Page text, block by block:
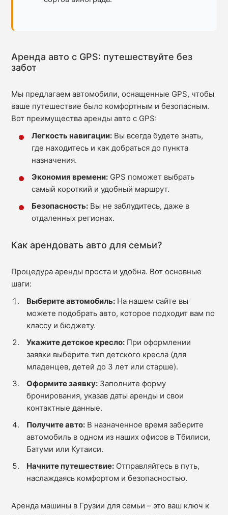
Аренда авто с GPS: путешествуйте без
забот
Мы предлагаем автомобили, оснащенные GPS, чтобы
ваше путешествие было комфортным и безопасным.
Вот преимущества аренды авто с GPS:
Легкость навигации: Вы всегда будете знать,
где находитесь и как добраться до пункта
назначения.
Экономия времени: GPS поможет выбрать
самый короткий и удобный маршрут.
Безопасность: Вы не заблудитесь, даже в
отдаленных регионах.
Как арендовать авто для семьи?
Процедура аренды проста и удобна. Вот основные
шаги:
Выберите автомобиль: На нашем сайте вы
можете подобрать авто, которое подходит вам по
классу и бюджету.
Укажите детское кресло: При оформлении
заявки выберите тип детского кресла (для
младенцев, детей до 3 лет или старше).
Оформите заявку: Заполните форму
бронирования, указав даты аренды и свои
контактные данные.
Получите авто: В назначенное время заберите
автомобиль в одном из наших офисов в Тбилиси,
Батуми или Кутаиси.
Начните путешествие: Отправляйтесь в путь,
наслаждаясь комфортом и безопасностью.
Аренда машины в Грузии для семьи – это ваш ключ к